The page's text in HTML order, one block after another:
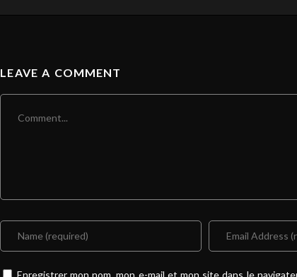
LEAVE A COMMENT
Enregistrer mon nom, mon e-mail et mon site dans le